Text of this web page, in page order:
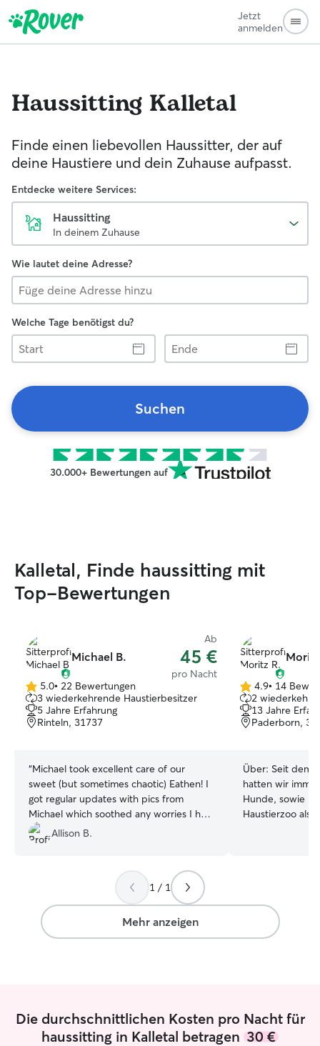
Jetzt
anmelden
Haussitting Kalletal
Finde einen liebevollen Haussitter, der auf
deine Haustiere und dein Zuhause aufpasst.
Entdecke weitere Services:
Haussitting
In deinem Zuhause
Wie lautet deine Adresse?
Welche Tage benötigst du?
Start
Ende
Suchen
30.000+ Bewertungen auf
Kalletal, Finde haussitting mit
Top-Bewertungen
Michael B.
Ab
45 €
pro Nacht
5.0
von
5
Sternen
5.0• 22 Bewertungen
3 wiederkehrende Haustierbesitzer
5 Jahre Erfahrung
Rinteln, 31737
“Michael took excellent care of our
sweet (but sometimes chaotic) Eathen! I
got regular updates with pics from
Michael which soothed any worries I had
about leaving Eathen for a couple days.
Would happily rebook Michael for any
Allison B.
4.9
von
5
Sternen
4.9• 14
2
13 Jahre
Paderborn,
Über: Seit dem
hatten wir
Hunde, sowie
Haustierzoo also :) Schon früh
die eher
ich zu vermeiden
individuellen
Stock. Wir haben mehrere Parks und
einen See,
1 / 1
Mehr anzeigen
Die durchschnittlichen Kosten pro Nacht für
haussitting in Kalletal betragen 30 €